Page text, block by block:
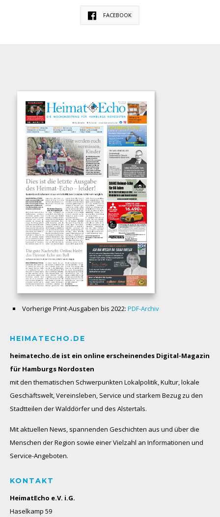
FACEBOOK
Vorherige Print-Ausgaben bis 2022: PDF-Archiv
HEIMATECHO.DE
heimatecho.de ist ein online erscheinendes Digital-Magazin
für Hamburgs Nordosten
mit den thematischen Schwerpunkten Lokalpolitik, Kultur, lokale
Geschäftswelt, Vereinsleben, Service und starkem Bezug zu den
Stadtteilen der Walddörfer und des Alstertals.
Mit aktuellen News, spannenden Geschichten aus und über die
Menschen der Region sowie einer Vielzahl an Informationen und
Service-Angeboten.
KONTAKT
HeimatEcho e.V. i.G.
Haselkamp 59